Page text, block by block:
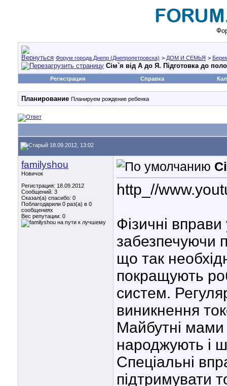
Форум города Днепр (Днепропетровска) > ДОМ И СЕМЬЯ >
Сім`я від А до Я. Підготовка до
Регистрация Справка
Планирование Планируем рождение ребенка
18.09.2012, 13:02
familyshou
Новичок
Регистрация: 18.09.2012
Сообщений: 3
Сказал(а) спасибо: 0
Поблагодарили 0 раз(а) в 0
сообщениях
Вес репутации: 0
http_//
Фізичні
забезпечуючи
що так
покращують
систем.
виникнення
Майбутні мами
народжують і
Спеціальні
підтримувати